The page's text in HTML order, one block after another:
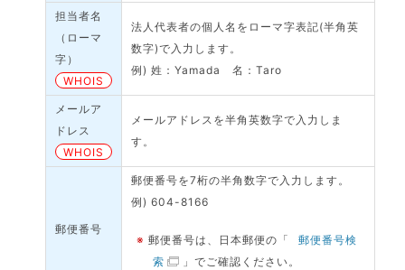
担当者名
（ローマ
字）
WHOIS
法人代表者の個人名をローマ字表記(半角英
数字)で入力します。
例) 姓：Yamada 名：Taro
メールア
ドレス
WHOIS
メールアドレスを半角英数字で入力しま
す。
郵便番号
郵便番号を7桁の半角数字で入力します。
例) 604-8166
※郵便番号は、日本郵便の「
郵便番号検
索
」でご確認ください。